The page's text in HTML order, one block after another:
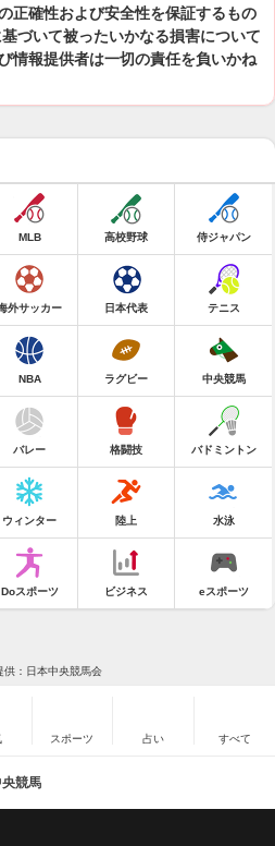
正確性および安全性を保証するもの
づいて被ったいかなる損害について
情報提供者は一切の責任を負いかね
MLB 高校野球 侍ジャパン
外サッカー 日本代表 テニス
NBA ラグビー 中央競馬
バレー 格闘技 バドミントン
ウィンター 陸上 水泳
Doスポーツ ビジネス eスポーツ
供：日本中央競馬会
スポーツ 占い すべて
競馬